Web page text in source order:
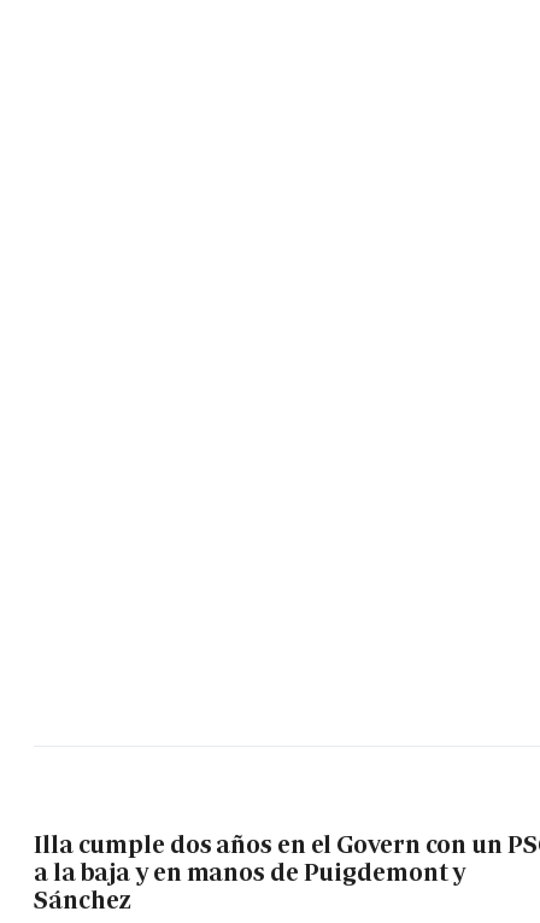
Illa cumple dos años en el Govern con un
a la baja y en manos de Puigdemont y
Sánchez